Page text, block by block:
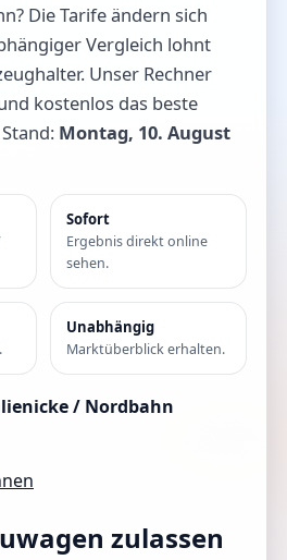
Die Tarife ändern sich
Vergleich lohnt
Unser Rechner
kostenlos das beste
Montag, 10. August
Sofort
Ergebnis direkt online
sehen.
Unabhängig
Marktüberblick erhalten.
/ Nordbahn
zulassen